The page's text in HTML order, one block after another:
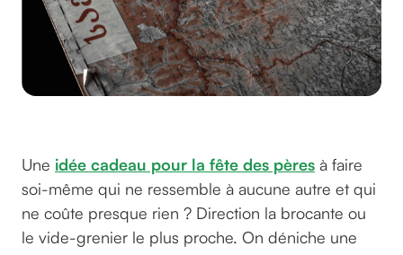
Une idée cadeau pour la fête des pères à faire
soi-même qui ne ressemble à aucune autre et qui
ne coûte presque rien ? Direction la brocante ou
le vide-grenier le plus proche. On déniche une